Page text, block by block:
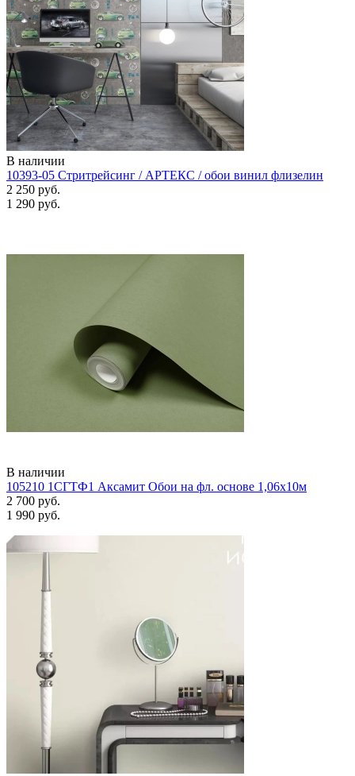
В наличии
10393-05 Стритрейсинг / АРТЕКС / обои винил флизелин
2 250 руб.
1 290 руб.
В наличии
105210 1СГТФ1 Аксамит Обои на фл. основе 1,06х10м
2 700 руб.
1 990 руб.